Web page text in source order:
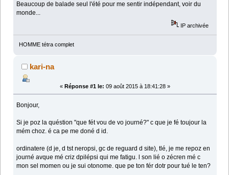
Beaucoup de balade seul l'été pour me sentir indépendant, voir du
monde...
IP archivée
HOMME tétra complet
kari-na
« Réponse #1 le: 09 août 2015 à 18:41:28 »
Bonjour,
Si je poz la quéstion "que fét vou de vo journé?" c que je fé toujour la
mém choz. é ca pe me doné d id.
ordinatere (d je, d tst neropsi, gc de reguard d site), tlé, je me repoz en
journé avque mé criz dpilépsi qui me fatigu. l son lié o zécren mé c
mon sel momen ou je sui otonome. que pe ton fér dotr pour tué le ten?